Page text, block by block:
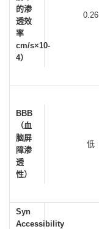
的渗
透效
率
cm/s×10-
4）
0.26
BBB
（血
脑屏
障渗
透
性）
低
Syn
Accessibility